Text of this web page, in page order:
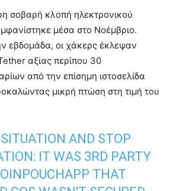
σοβαρή κλοπή ηλεκτρονικού
μέσα στο Νοέμβριο.
εβδομάδα, οι χάκερς έκλεψαν
αξίας περίπου 30
από την επίσημη ιστοσελίδα
μικρή πτώση στη τιμή του
AND STOP
IT WAS 3RD PARTY
THAT